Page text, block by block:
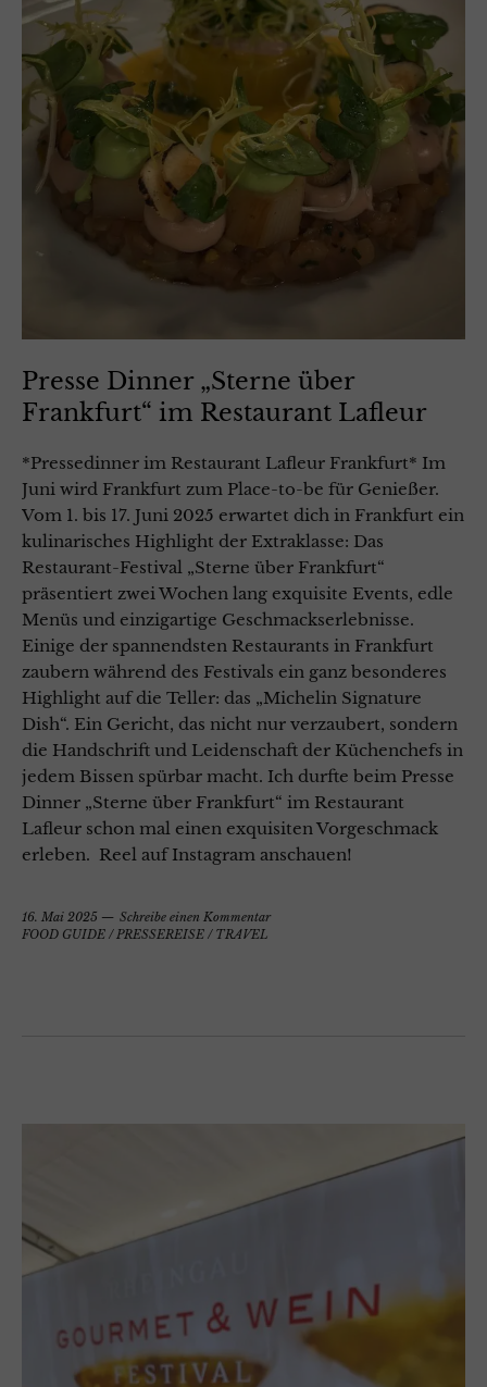
Presse Dinner „Sterne über
Frankfurt“ im Restaurant Lafleur
*Pressedinner im Restaurant Lafleur Frankfurt* Im
Juni wird Frankfurt zum Place-to-be für Genießer.
Vom 1. bis 17. Juni 2025 erwartet dich in Frankfurt ein
kulinarisches Highlight der Extraklasse: Das
Restaurant-Festival „Sterne über Frankfurt“
präsentiert zwei Wochen lang exquisite Events, edle
Menüs und einzigartige Geschmackserlebnisse.
Einige der spannendsten Restaurants in Frankfurt
zaubern während des Festivals ein ganz besonderes
Highlight auf die Teller: das „Michelin Signature
Dish“. Ein Gericht, das nicht nur verzaubert, sondern
die Handschrift und Leidenschaft der Küchenchefs in
jedem Bissen spürbar macht. Ich durfte beim Presse
Dinner „Sterne über Frankfurt“ im Restaurant
Lafleur schon mal einen exquisiten Vorgeschmack
erleben. Reel auf Instagram anschauen!
16. Mai 2025
Schreibe einen Kommentar
FOOD GUIDE /PRESSEREISE / TRAVEL